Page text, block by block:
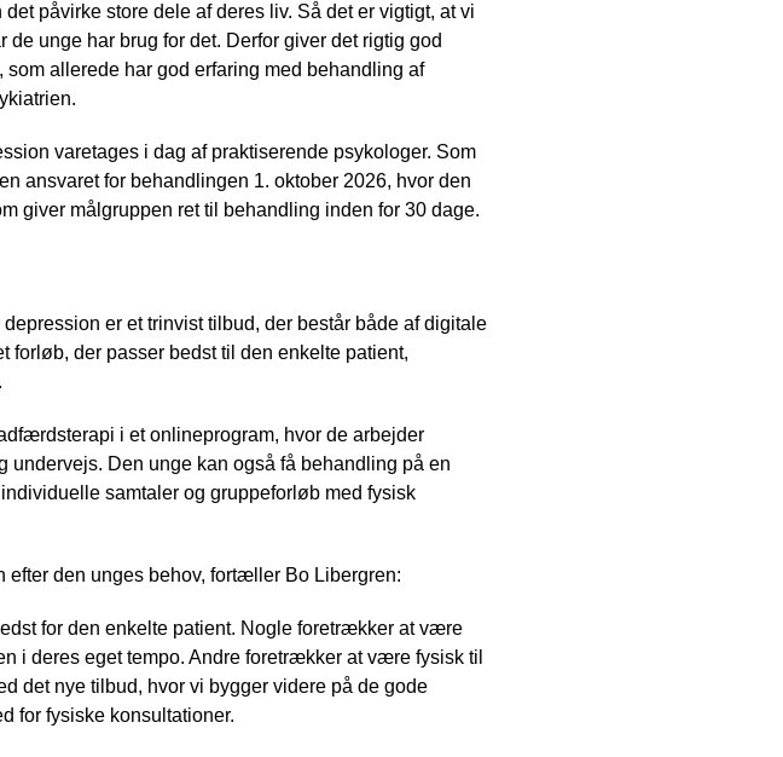
påvirke store dele af deres liv. Så det er vigtigt, at vi
unge har brug for det. Derfor giver det rigtig god
allerede har god erfaring med behandling af
varetages i dag af praktiserende psykologer. Som
ansvaret for behandlingen 1. oktober 2026, hvor den
giver målgruppen ret til behandling inden for 30 dage.
er et trinvist tilbud, der består både af digitale
der passer bedst til den enkelte patient,
i et onlineprogram, hvor de arbejder
Den unge kan også få behandling på en
samtaler og gruppeforløb med fysisk
den unges behov, fortæller Bo Libergren:
for den enkelte patient. Nogle foretrækker at være
i deres eget tempo. Andre foretrækker at være fysisk til
det nye tilbud, hvor vi bygger videre på de gode
for fysiske konsultationer.